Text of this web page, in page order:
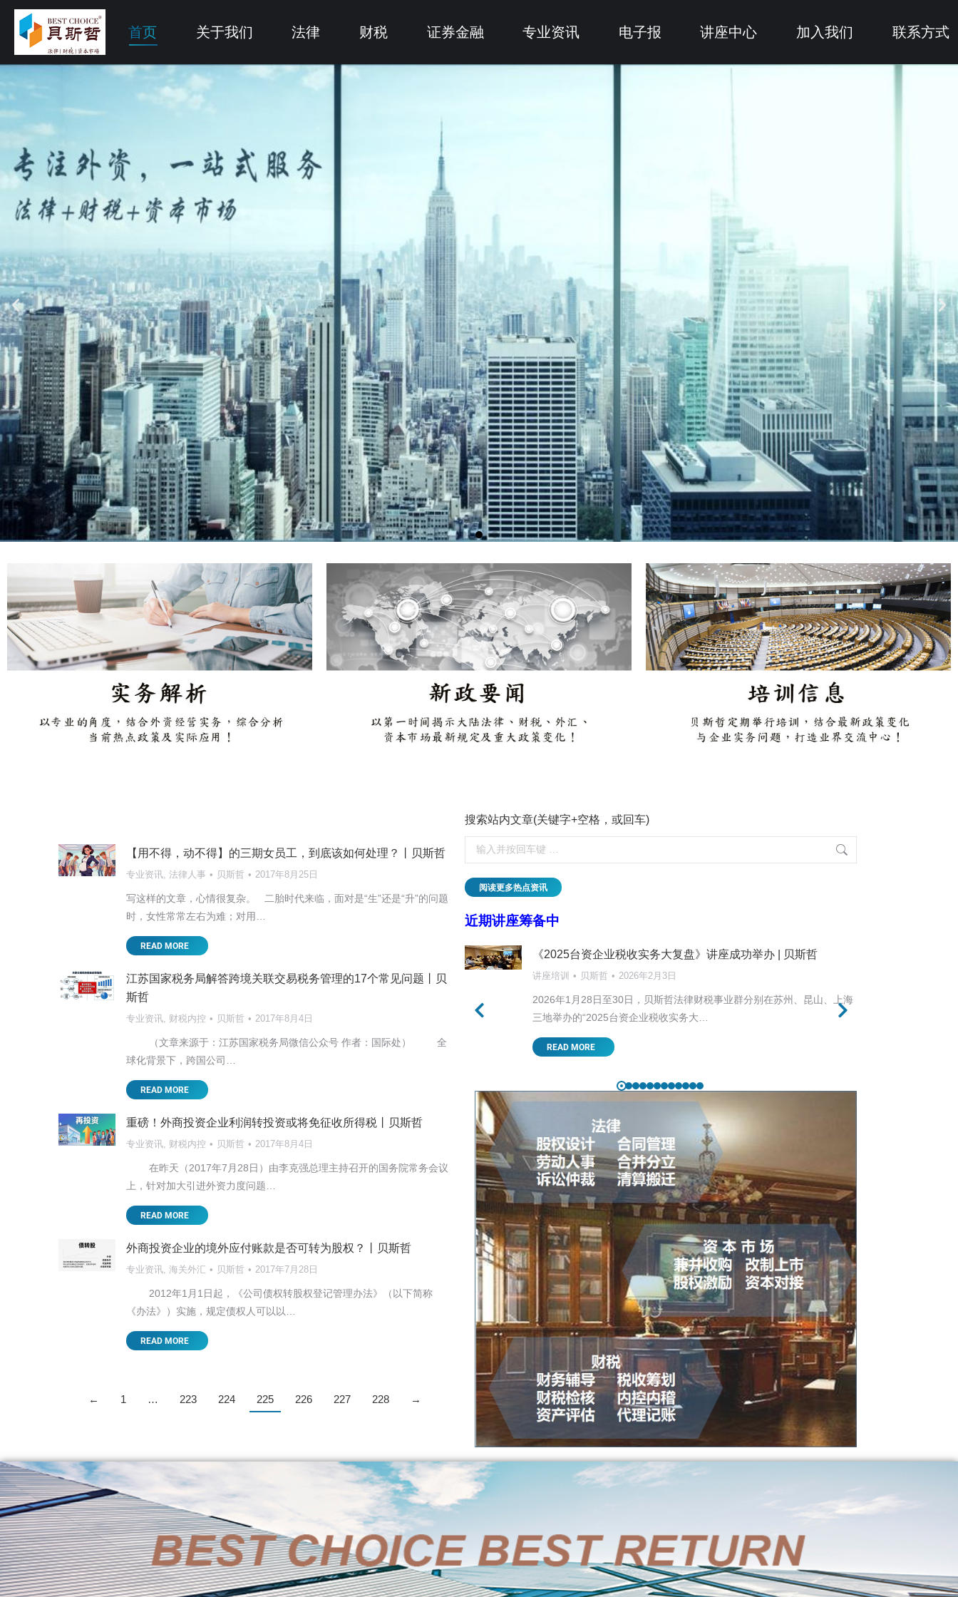
首页 关于我们 法律 财税 证券金融 专业资讯 电子报 讲座中心 加入我们 联系方式
【用不得，动不得】的三期女员工，到底该如何处理？丨贝斯哲
专业资讯 法律人事 贝斯哲 2017年8月25日
写这样的文章，心情很复杂。 二胎时代来临，面对是“生”还是“升”的问题
时，女性常常左右为难；对用…
READ MORE
江苏国家税务局解答跨境关联交易税务管理的17个常见问题丨贝
斯哲
专业资讯 财税内控 贝斯哲 2017年8月4日
（文章来源于：江苏国家税务局微信公众号 作者：国际处） 全
球化背景下，跨国公司…
READ MORE
重磅！外商投资企业利润转投资或将免征收所得税丨贝斯哲
专业资讯 财税内控 贝斯哲 2017年8月4日
在昨天（2017年7月28日）由李克强总理主持召开的国务院常务会议
上，针对加大引进外资力度问题…
READ MORE
外商投资企业的境外应付账款是否可转为股权？丨贝斯哲
专业资讯 海关外汇 贝斯哲 2017年7月28日
2012年1月1日起，《公司债权转股权登记管理办法》（以下简称
《办法》）实施，规定债权人可以以…
READ MORE
← 1 … 223 224 225 226 227 228 →
搜索站内文章(关键字+空格，或回车)
阅读更多热点资讯
近期讲座筹备中
【东莞讲座邀请】2025新形势下台商面临的挑战与应对丨贝斯哲
讲座培训 贝斯哲 2025年5月7日
2025开年以来，国际局势可谓风云变幻。 中美关税战的走向首当其中，
这对以外销为主的台资企业来说无疑影响深远，…
READ MORE
《2025台资企业税收实务大复盘》讲座成功举办 | 贝斯哲
讲座培训 贝斯哲 2026年2月3日
2026年1月28日至30日，贝斯哲法律财税事业群分别在苏州、昆山、上海
三地举办的“2025台资企业税收实务大…
READ MORE